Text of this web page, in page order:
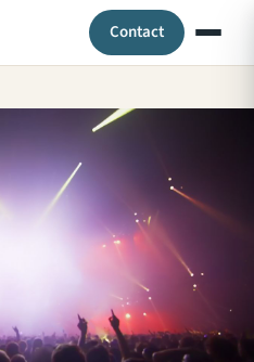
Contact